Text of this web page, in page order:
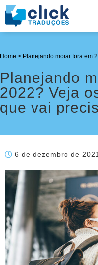
Home > Planejando morar fora em
Planejando
2022? Veja
que vai
6 de dezembro de 2021